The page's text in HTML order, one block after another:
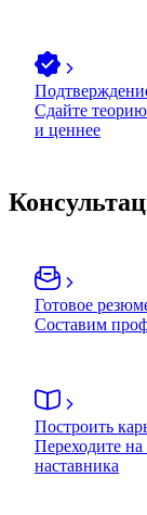
Сдайте теорию
и ценнее
Готовое
Составим
Построить
Переходите
наставника